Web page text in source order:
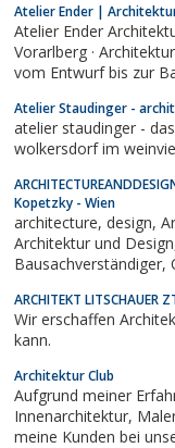
Bauträgerprojekte, öffentliche Bauten, Kultur-, Bildungs-, Büro-,
Atelier Ender |
Atelier Ender Architektur ·
Vorarlberg · Architektur, Raumgestaltung,
vom Entwurf bis zur
Atelier Staudinger -
atelier staudinger -
wolkersdorf im
Kopetzky - Wien
architecture, design, Architektur, Design, architectureanddesign,
Architektur und Design, Architekt,
Bausachverständiger, OEBB, Zinshaus, Dachgeschossausbau,
Ausfuerungsplanung, Detailplanung, Maengelfeststellung, Oeba,
Bauaufsicht,...
ARCHITEKT LITSCHAUER
Wir erschaffen Architektur, die mit allen Sinnen
kann.
Architektur Club
Aufgrund meiner
Innenarchitektur, Malerei bis hin zum Bausegment erfahren
meine Kunden bei